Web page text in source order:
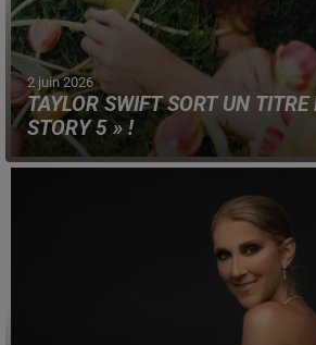
2 juin 2026
TAYLOR SWIFT SORT UN TITRE
STORY 5 » !
« I Knew It, I Knew You » sortira